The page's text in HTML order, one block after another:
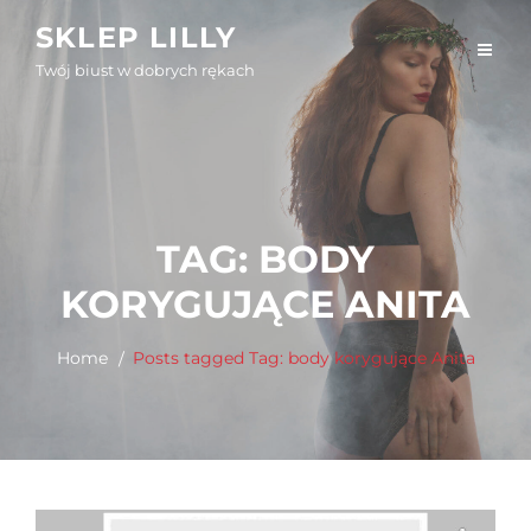
content
SKLEP LILLY
Twój biust w dobrych rękach
TAG: BODY
KORYGUJĄCE ANITA
Home Posts tagged Tag: body korygujące Anita